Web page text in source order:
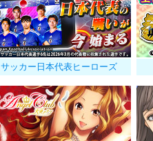
サッカー日本代表ヒーローズ